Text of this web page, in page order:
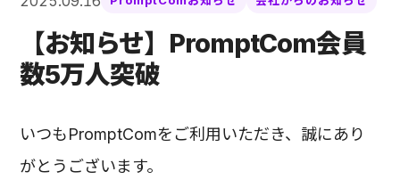
【お知らせ】PromptCom会員
数5万人突破
いつもPromptComをご利用いただき、誠にあり
がとうございます。